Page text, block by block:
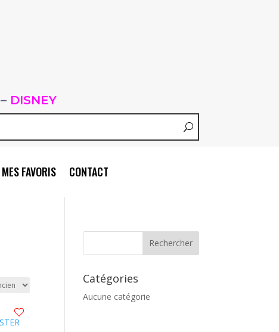
– DISNEY
MES FAVORIS CONTACT
Catégories
Aucune catégorie